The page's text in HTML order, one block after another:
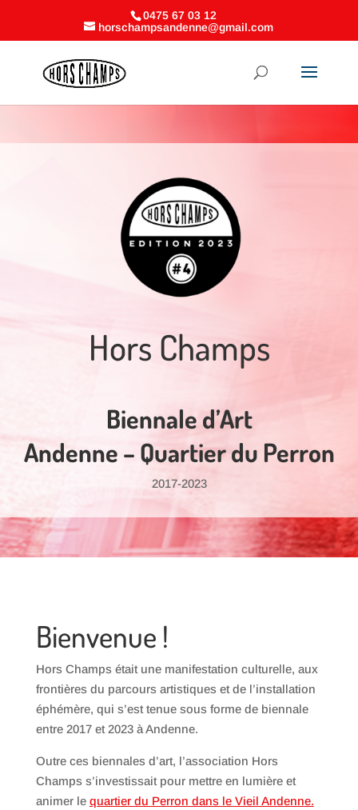
0475 67 03 12
horschampsandenne@gmail.com
Hors Champs
Biennale d’Art
Andenne – Quartier du Perron
2017-2023
Bienvenue !
Hors Champs était une manifestation culturelle, aux
frontières du parcours artistiques et de l’installation
éphémère, qui s’est tenue sous forme de biennale
entre 2017 et 2023 à Andenne.
Outre ces biennales d’art, l’association Hors
Champs s’investissait pour mettre en lumière et
animer le quartier du Perron dans le Vieil Andenne.